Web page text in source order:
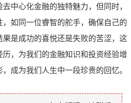
中心化金融的独特魅力，但同时，
如同一位睿智的舵手，确保自己的
是成功的喜悦还是失败的苦涩，这
，为我们的金融知识和投资经验增
成为我们人生中一段珍贵的回忆。